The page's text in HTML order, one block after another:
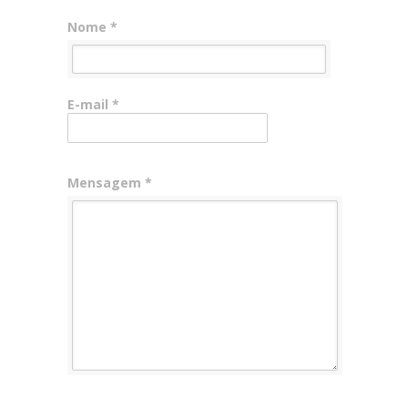
Nome *
E-mail *
Mensagem *